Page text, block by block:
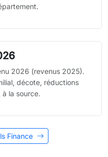
2026 (revenus 2025).
décote, réductions
la source.
Finance